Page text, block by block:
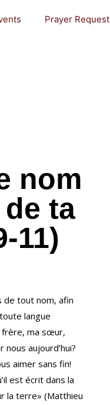
Prayer Request
nom
ta
11)
de tout nom, afin
langue
frère, ma sœur,
aujourd’hui?
aimer sans fin!
est écrit dans la
la terre» (Matthieu